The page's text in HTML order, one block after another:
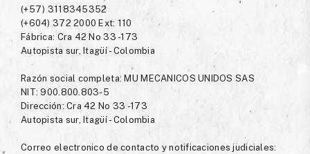
(+57) 3118345352
(+604) 372 2000 Ext: 110
Fábrica: Cra 42 No 33 -173
Autopista sur, Itagüí - Colombia
Razón social completa: MU MECANICOS UNIDOS SAS
NIT: 900.800.803-5
Dirección: Cra 42 No 33 -173
Autopista sur, Itagüí - Colombia
Correo electronico de contacto y notificaciones judiciales: